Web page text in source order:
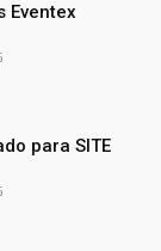
Eventex
para SITE